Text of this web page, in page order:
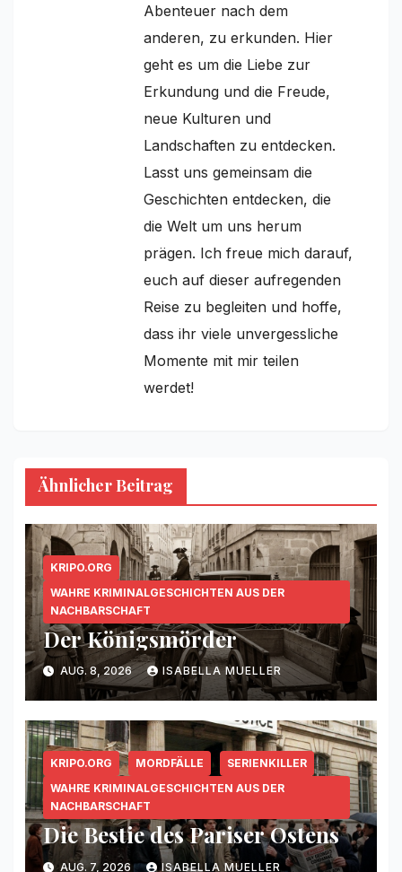
Abenteuer nach dem
anderen, zu erkunden. Hier
geht es um die Liebe zur
Erkundung und die Freude,
neue Kulturen und
Landschaften zu entdecken.
Lasst uns gemeinsam die
Geschichten entdecken, die
die Welt um uns herum
prägen. Ich freue mich darauf,
euch auf dieser aufregenden
Reise zu begleiten und hoffe,
dass ihr viele unvergessliche
Momente mit mir teilen
werdet!
Ähnlicher Beitrag
KRIPO.ORG
WAHRE KRIMINALGESCHICHTEN AUS DER
NACHBARSCHAFT
Der Königsmörder
AUG. 8, 2026 ISABELLA MUELLER
KRIPO.ORG MORDFÄLLE
SERIENKILLER
WAHRE KRIMINALGESCHICHTEN AUS DER
NACHBARSCHAFT
Die Bestie des Pariser Ostens
AUG. 7, 2026 ISABELLA MUELLER